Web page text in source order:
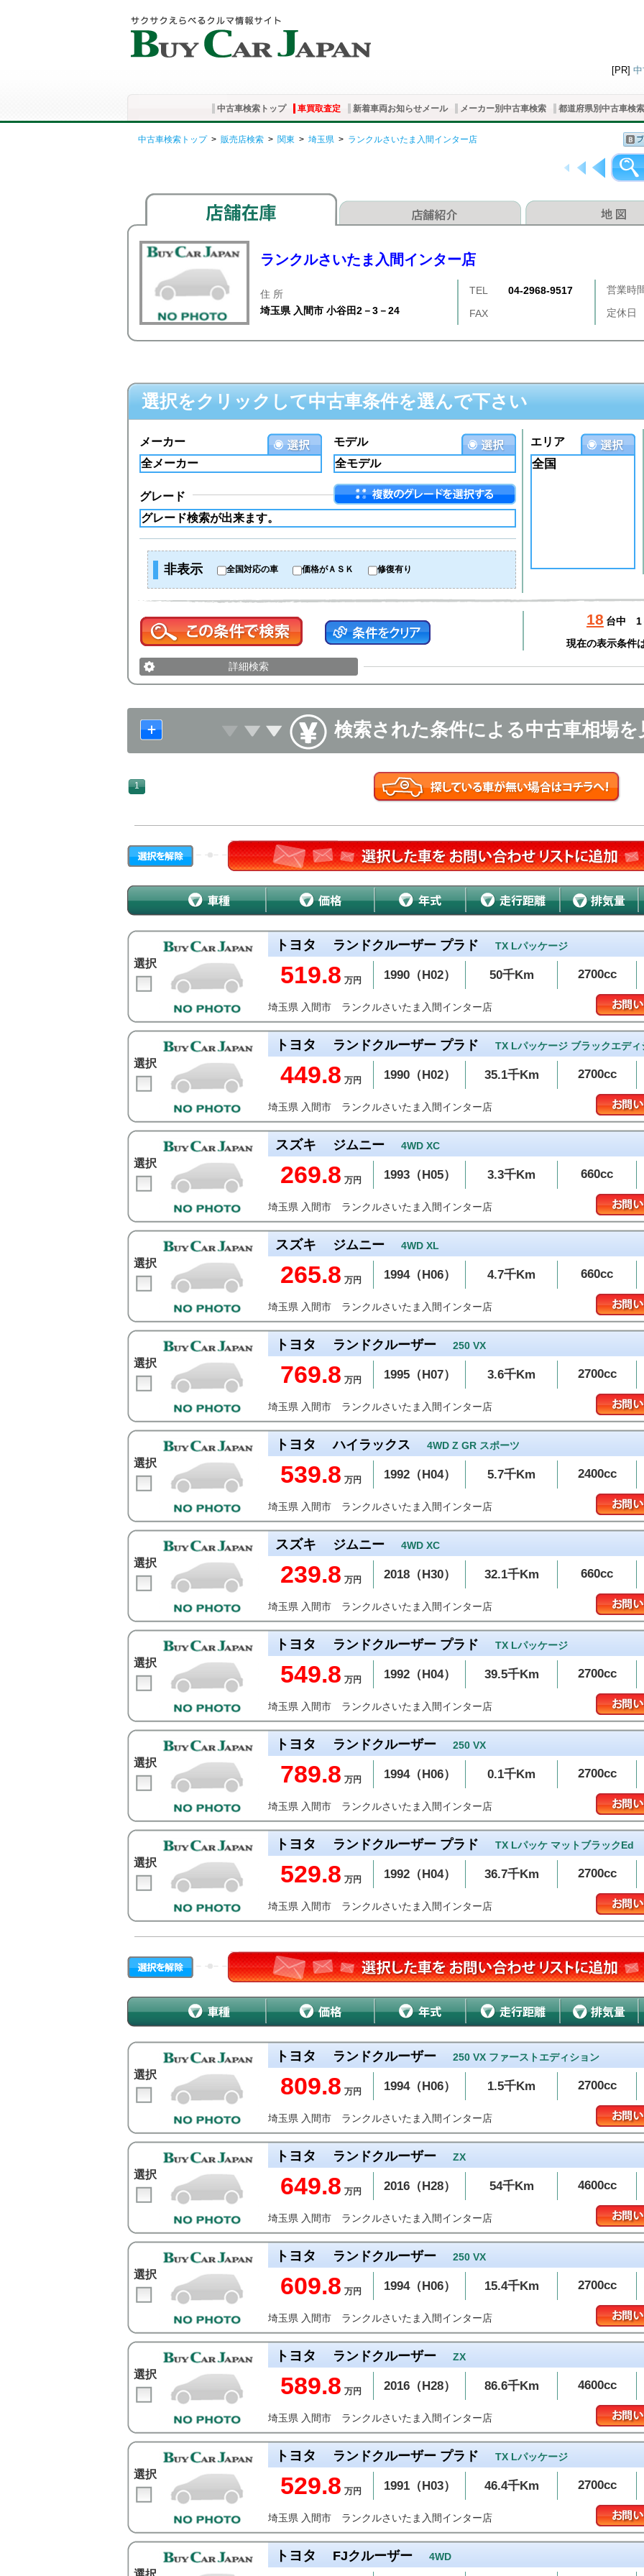
[PR]
中古車検索トップ 車買取査定 新着車両お知らせメール メーカー別中古車検索 都道府県別中古車検索
中古車検索トップ> 販売店検索 > 関東 > 埼玉県 > ランクルさいたま入間インター店
ランクルさいたま入間インター店
住 所
埼玉県 入間市 小谷田2－3－24
TEL 04-2968-9517 営業時
FAX 定休日
選択をクリックして中古車条件を選んで下さい
モデル
メーカー
グレード
非表示 全国対応の車 価格がＡＳＫ 修復有り
エリア
全国
18 台中
現在の表示条件
詳細検索
検索された条件による中古車相場を
1
選択
トヨタ ランドクルーザー プラド TX Lパッケージ
519.8 万円 1990（H02） 50千Km 2700cc
埼玉県 入間市 ランクルさいたま入間インター店
選択
トヨタ ランドクルーザー プラド TX Lパッケージ ブラックエディ
449.8 万円 1990（H02） 35.1千Km 2700cc
埼玉県 入間市 ランクルさいたま入間インター店
選択
スズキ ジムニー 4WD XC
269.8 万円 1993（H05） 3.3千Km 660cc
埼玉県 入間市 ランクルさいたま入間インター店
選択
スズキ ジムニー 4WD XL
265.8 万円 1994（H06） 4.7千Km 660cc
埼玉県 入間市 ランクルさいたま入間インター店
選択
トヨタ ランドクルーザー 250 VX
769.8 万円 1995（H07） 3.6千Km 2700cc
埼玉県 入間市 ランクルさいたま入間インター店
選択
トヨタ ハイラックス 4WD Z GR スポーツ
539.8 万円 1992（H04） 5.7千Km 2400cc
埼玉県 入間市 ランクルさいたま入間インター店
選択
スズキ ジムニー 4WD XC
239.8 万円 2018（H30） 32.1千Km 660cc
埼玉県 入間市 ランクルさいたま入間インター店
選択
トヨタ ランドクルーザー プラド TX Lパッケージ
549.8 万円 1992（H04） 39.5千Km 2700cc
埼玉県 入間市 ランクルさいたま入間インター店
選択
トヨタ ランドクルーザー 250 VX
789.8 万円 1994（H06） 0.1千Km 2700cc
埼玉県 入間市 ランクルさいたま入間インター店
選択
トヨタ ランドクルーザー プラド TX Lパッケ マットブラックEd
529.8 万円 1992（H04） 36.7千Km 2700cc
埼玉県 入間市 ランクルさいたま入間インター店
選択
トヨタ ランドクルーザー 250 VX ファーストエディション
809.8 万円 1994（H06） 1.5千Km 2700cc
埼玉県 入間市 ランクルさいたま入間インター店
選択
トヨタ ランドクルーザー ZX
649.8 万円 2016（H28） 54千Km 4600cc
埼玉県 入間市 ランクルさいたま入間インター店
選択
トヨタ ランドクルーザー 250 VX
609.8 万円 1994（H06） 15.4千Km 2700cc
埼玉県 入間市 ランクルさいたま入間インター店
選択
トヨタ ランドクルーザー ZX
589.8 万円 2016（H28） 86.6千Km 4600cc
埼玉県 入間市 ランクルさいたま入間インター店
選択
トヨタ ランドクルーザー プラド TX Lパッケージ
529.8 万円 1991（H03） 46.4千Km 2700cc
埼玉県 入間市 ランクルさいたま入間インター店
トヨタ FJクルーザー 4WD